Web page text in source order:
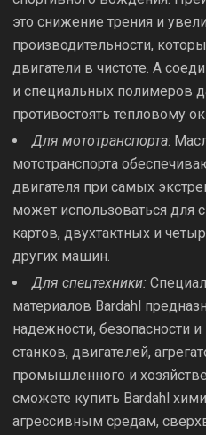
это снижение трения и
производительности,
двигатели в чистоте. А
и специальных полимеров
противостоять тепловому
Для мототранспорта:
мототранспорта
двигателя при самых
может использоваться для
картов, двухтактных и
других машин.
Для спецтехники:
материалов Bardahl
надежности, безопасности
станков, двигателей,
промышленного и
сможете купить Bardahl
агрессивным средам,